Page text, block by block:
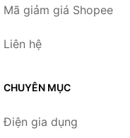
Mã giảm giá Shopee
Liên hệ
CHUYÊN MỤC
Điện gia dụng